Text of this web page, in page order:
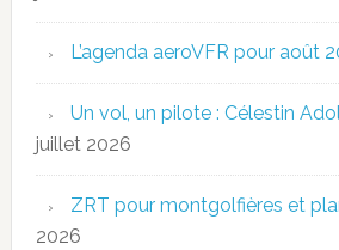
L’agenda aeroVFR pour août
Un vol, un pilote : Célestin
juillet 2026
ZRT pour montgolfières et
2026